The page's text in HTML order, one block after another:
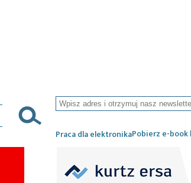
Praca dla elektronikaPobierz e-book